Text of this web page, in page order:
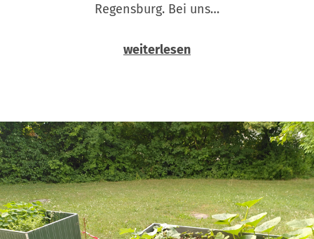
Regensburg. Bei uns…
weiterlesen